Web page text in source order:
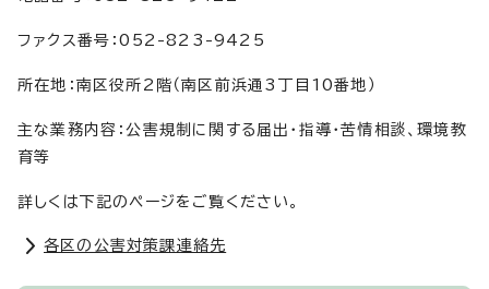
ファクス番号：052-823-9425
所在地：南区役所2階（南区前浜通3丁目10番地）
主な業務内容：公害規制に関する届出・指導・苦情相談、環境教
育等
詳しくは下記のページをご覧ください。
各区の公害対策課連絡先